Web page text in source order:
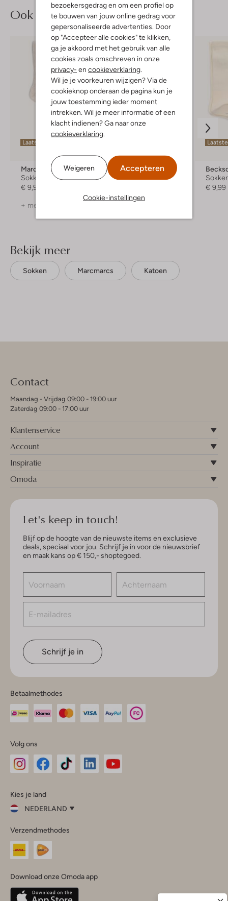
bezoekersgedrag en om een profiel op
te bouwen van jouw online gedrag voor
gepersonaliseerde advertenties. Door
op "Accepteer alle cookies" te klikken,
ga je akkoord met het gebruik van alle
cookies zoals omschreven in onze
privacy- en cookieverklaring.
Wil je je voorkeuren wijzigen? Via de
cookieknop onderaan de pagina kun je
jouw toestemming ieder moment
intrekken. Wil je meer informatie of een
klacht indienen? Ga naar onze
cookieverklaring.
Weigeren Accepteren
Cookie-instellingen
Ook iets voor jou?
Laatste maten
Marcmarcs
Sokken
€ 9,99
+ meer kleuren
Marcmarcs
Sokken
€ 9,99
Bekijk meer
Sokken Marcmarcs Katoen
Contact
Maandag - Vrijdag 09:00 - 19:00 uur
Zaterdag 09:00 - 17:00 uur
Klantenservice
Account
Inspiratie
Omoda
Let's keep in touch!
Blijf op de hoogte van de nieuwste items en exclusieve
deals, speciaal voor jou. Schrijf je in voor de nieuwsbrief
en maak kans op € 150,- shoptegoed.
Schrijf je in
Betaalmethodes
Volg ons
InstagramFacebook
Kies je land
NEDERLAND
je
land
Nederland
Belgique(Français)
Verzendmethodes
Download onze Omoda app